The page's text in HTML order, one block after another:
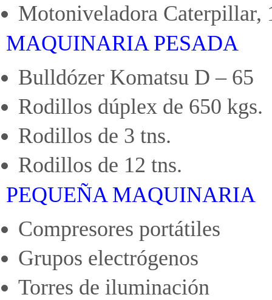
Motoniveladora Caterpillar,
MAQUINARIA PESADA
Bulldózer Komatsu D – 65
Rodillos dúplex de 650 kgs.
Rodillos de 3 tns.
Rodillos de 12 tns.
PEQUEÑA MAQUINARIA
Compresores portátiles
Grupos electrógenos
Torres de iluminación